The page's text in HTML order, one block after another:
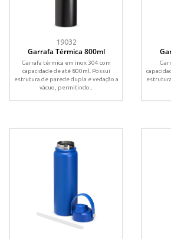
19032
Garrafa Térmica 800ml
Garrafa térmica em inox 304 com
capacidade de até 800ml. Possui
estrutura de parede dupla e vedação a
vácuo, permitindo...